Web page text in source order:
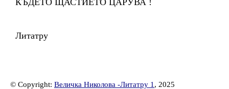
КЪДЕТО ЩАСТИЕТО ЦАРУВА !
Литатру
© Copyright: Величка Николова -Литатру 1 , 2025